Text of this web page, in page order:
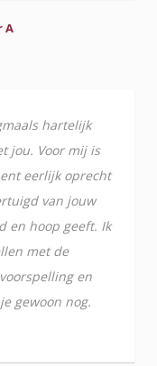
A
hartelijk
jou. Voor mij is
eerlijk oprecht
van jouw
en hoop geeft. Ik
met de
en
gewoon nog.